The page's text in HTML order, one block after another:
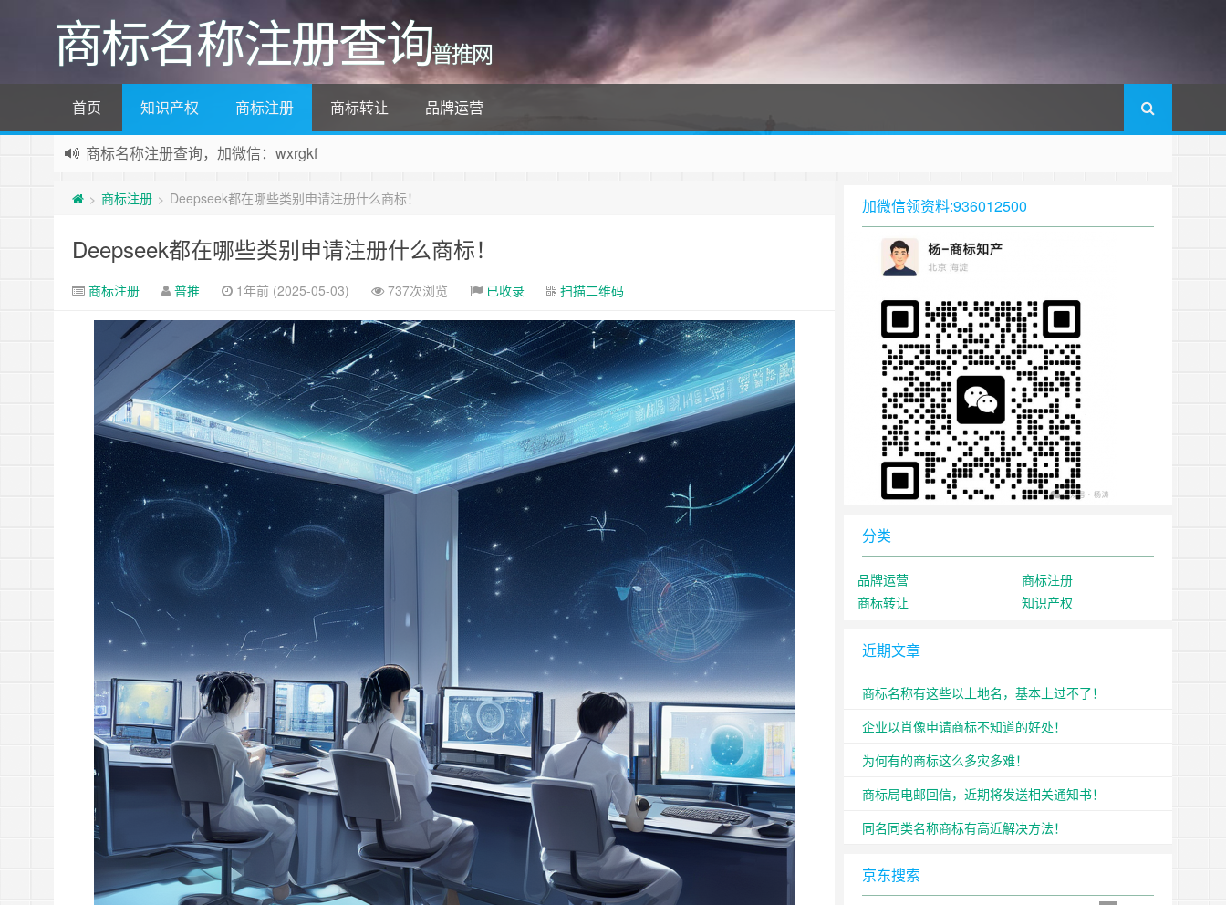
商标名称注册查询普推网
首页 知识产权 商标注册 商标转让 品牌运营
商标名称注册查询，加微信：wxrgkf
> 商标注册 > Deepseek都在哪些类别申请注册什么商标！
Deepseek都在哪些类别申请注册什么商标！
商标注册 普推 1年前 (2025-05-03) 737次浏览 已收录 扫描二维码
加微信领资料:936012500
分类
品牌运营
商标注册
商标转让
知识产权
近期文章
商标名称有这些以上地名，基本上过不了！
企业以肖像申请商标不知道的好处！
为何有的商标这么多灾多难！
商标局电邮回信，近期将发送相关通知书！
同名同类名称商标有高近解决方法！
京东搜索